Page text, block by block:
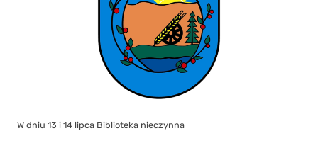
W dniu 13 i 14 lipca Biblioteka nieczynna